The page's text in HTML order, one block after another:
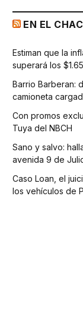
EN EL
Estiman que la
superará los
Barrio Barberan:
camioneta
Con promos
Tuya del NBCH
Sano y salvo:
avenida 9 de
Caso Loan, el
los vehículos de